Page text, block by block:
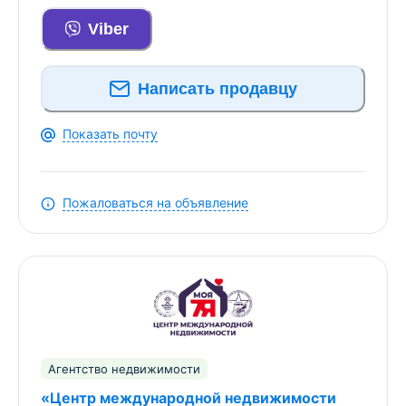
Степень готовности составляет 83%, объект
законсервирован в июле 2025 года.
Металлочерепичная крыша, полноценный второй
этаж, просторная терраса и гараж подчёркивают
продуманность проекта и практичность для
семьи.
- Подведены центральные коммуникации:
Газовая линия оплачена. Эти преимущества
позволяют избежать сложностей с подключением
и сразу планировать комфортное проживание.
Участок площадью 6,5 соток идеально подходит
для благоустройства. Здесь можно организовать
зону отдыха, ландшафтный дизайн или уютный
продолжением дома на свежем воздухе.
Viber
Написать продавцу
Показать почту
Пожаловаться на объявление
Агентство недвижимости
«Центр международной недвижимости